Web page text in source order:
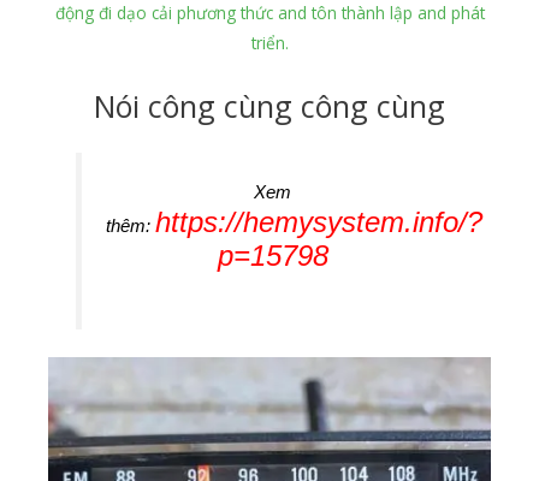
động đi dạo cải phương thức and tôn thành lập and phát
triển.
Nói công cùng công cùng
Xem
thêm: https://hemysystem.info/?
p=15798